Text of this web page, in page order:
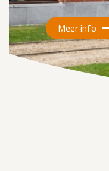
Meer info